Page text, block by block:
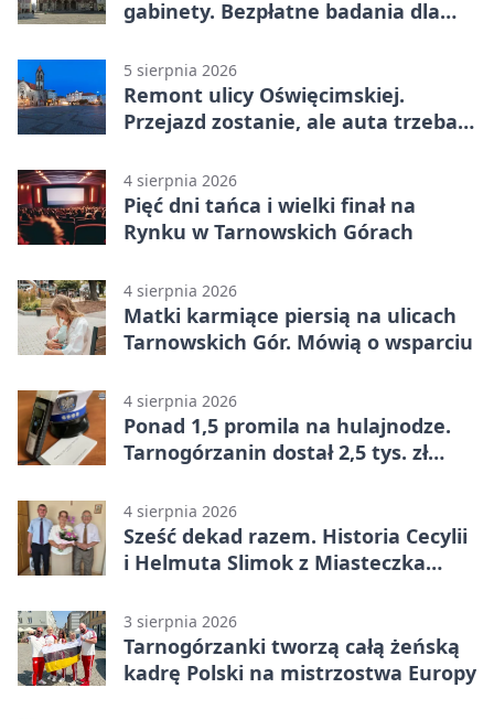
gabinety. Bezpłatne badania dla
5 sierpnia 2026
Remont ulicy Oświęcimskiej.
Przejazd zostanie, ale auta trzeba
4 sierpnia 2026
Pięć dni tańca i wielki finał na
Rynku w Tarnowskich Górach
4 sierpnia 2026
Matki karmiące piersią na ulicach
Tarnowskich Gór. Mówią o wsparciu
4 sierpnia 2026
Ponad 1,5 promila na hulajnodze.
Tarnogórzanin dostał 2,5 tys. zł
4 sierpnia 2026
Sześć dekad razem. Historia Cecylii
i Helmuta Slimok z Miasteczka
3 sierpnia 2026
Tarnogórzanki tworzą całą żeńską
kadrę Polski na mistrzostwa Europy